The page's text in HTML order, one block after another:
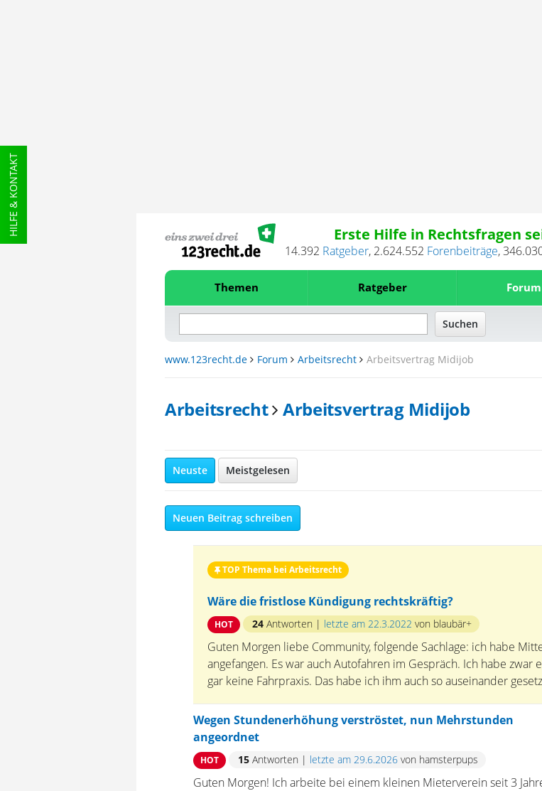
HILFE & KONTAKT Erste Hilfe in Rechtsfragen
14.392 Ratgeber, 2.624.552 Forenbeiträge,
Themen Ratgeber Forum
www.123recht.de Forum Arbeitsrecht Arbeitsvertrag Midijob
Arbeitsrecht Arbeitsvertrag Midijob
Neuste Meistgelesen
Neuen Beitrag schreiben
TOP Thema bei Arbeitsrecht
Wäre die fristlose Kündigung rechtskräftig?
HOT 24 Antworten | letzte am 22.3.2022 von blaubär+
Guten Morgen liebe Community, folgende Sachlage: ich habe
angefangen. Es war auch Autofahren im Gespräch. Ich habe
gar keine Fahrpraxis. Das habe ich ihm auch so auseinander
Wegen Stundenerhöhung verströstet, nun Mehrstunden
angeordnet
HOT 15 Antworten | letzte am 29.6.2026 von hamsterpups
Guten Morgen! Ich arbeite bei einem kleinen Mieterverein seit 3